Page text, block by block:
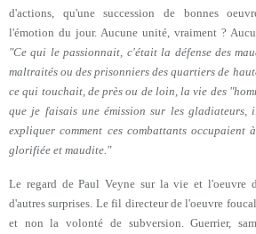
d'actions, qu'une succession de bonnes
l'émotion du jour. Aucune unité, vraiment ?
"Ce qui le passionnait, c'était la défense des
maltraités ou des prisonniers des quartiers de
ce qui touchait, de près ou de loin, la vie des
que je faisais une émission sur les
expliquer comment ces combattants occupaient
glorifiée et maudite."
Le regard de Paul Veyne sur la vie et l'oeuvre
d'autres surprises. Le fil directeur de l'oeuvre
et non la volonté de subversion. Guerrier,